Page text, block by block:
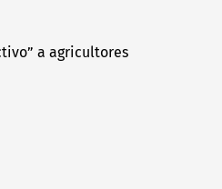
a agricultores